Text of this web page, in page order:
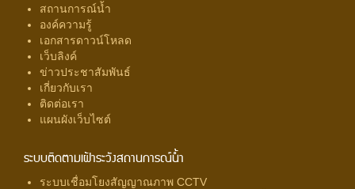
สถานการณ์น้ำ
องค์ความรู้
เอกสารดาวน์โหลด
เว็บลิงค์
ข่าวประชาสัมพันธ์
เกี่ยวกับเรา
ติดต่อเรา
แผนผังเว็บไซต์
ระบบติดตามเฝ้าระวังสถานการณ์น้ำ
ระบบเชื่อมโยงสัญญาณภาพ CCTV